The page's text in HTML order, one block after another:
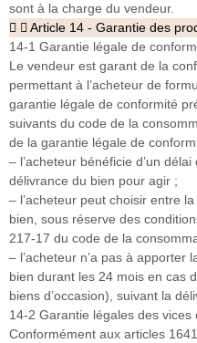
sont à la charge du vendeur.
Article 14 - Garantie des
14-1 Garantie légale de
Le vendeur est garant de la
permettant à l’acheteur de
garantie légale de conformité
suivants du code de la
de la garantie légale de
– l’acheteur bénéficie d’un
délivrance du bien pour agir ;
– l’acheteur peut choisir entre
bien, sous réserve des
217-17 du code de la
– l’acheteur n’a pas à apporter
bien durant les 24 mois en cas
biens d’occasion), suivant la
14-2 Garantie légales des vices
Conformément aux articles